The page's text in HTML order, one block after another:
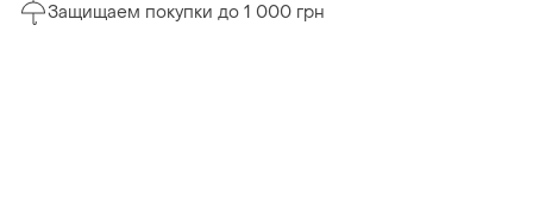
Защищаем покупки до 1 000 грн